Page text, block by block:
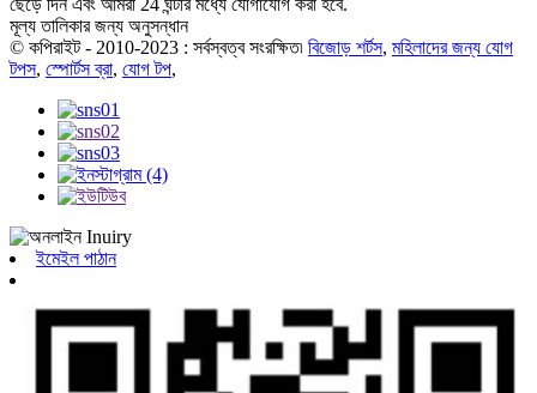
ছেড়ে দিন এবং আমরা 24 ঘন্টার মধ্যে যোগাযোগ করা হবে.
মূল্য তালিকার জন্য অনুসন্ধান
© কপিরাইট - 2010-2023 : সর্বস্বত্ব সংরক্ষিত৷ বিজোড় শর্টস, মহিলাদের জন্য যোগ
টপস, স্পোর্টস ব্রা, যোগ টপ,
ইমেইল পাঠান